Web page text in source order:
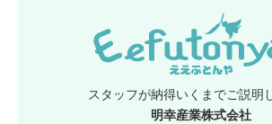
スタッフが納得いくまでご説明
明幸産業株式会社